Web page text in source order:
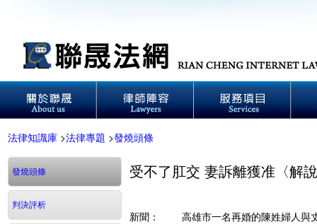
法律知識庫 >法律專題 >發燒頭條
發燒頭條
判決評析
受不了肛交 妻訴離獲准〈解
新聞： 高雄市一名再婚的陳姓婦人與丈